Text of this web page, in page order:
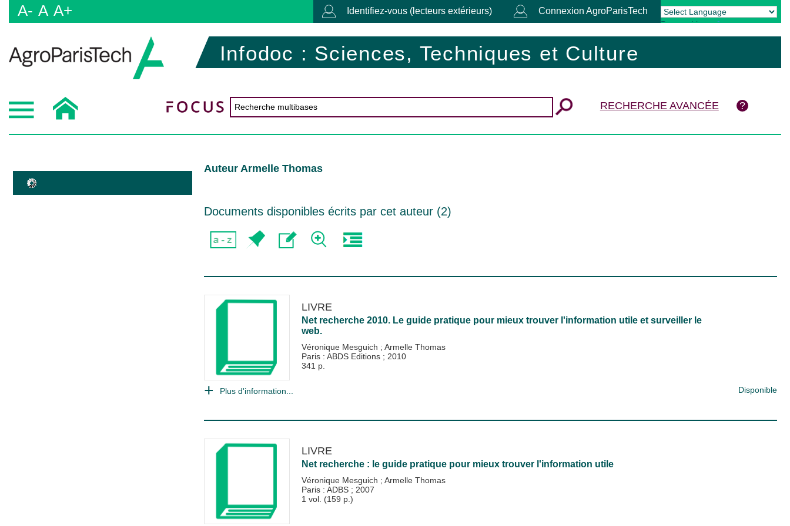
A- A A+ Identifiez-vous (lecteurs extérieurs) Connexion AgroParisTech
Powered by Translate
Infodoc : Sciences, Techniques et Culture
RECHERCHE AVANCÉE
Auteur Armelle Thomas
Documents disponibles écrits par cet auteur (2)
LIVRE
Net recherche 2010. Le guide pratique pour mieux trouver l'information utile et surveiller le
web.
Véronique Mesguich ; Armelle Thomas
Paris : ABDS Editions ; 2010
341 p.
Plus d'information... Disponible
LIVRE
Net recherche : le guide pratique pour mieux trouver l'information utile
Véronique Mesguich ; Armelle Thomas
Paris : ADBS ; 2007
1 vol. (159 p.)